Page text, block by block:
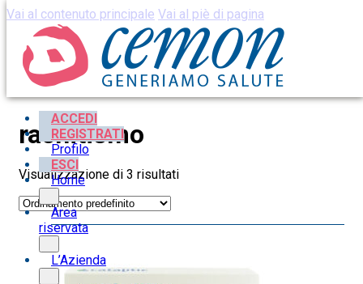
Vai al contenuto principale Vai al piè di pagina
ACCEDI
REGISTRATI
Profilo
ESCI
Home
Area
riservata
L’Azienda
rachitismo
Visualizzazione di 3 risultati